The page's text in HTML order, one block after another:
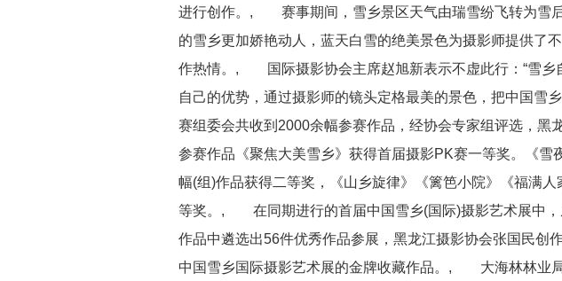
进行创作。, 赛事期间，雪乡景区天气由瑞雪纷飞转为雪
的雪乡更加娇艳动人，蓝天白雪的绝美景色为摄影师提供了
作热情。, 国际摄影协会主席赵旭新表示不虚此行：“雪乡
自己的优势，通过摄影师的镜头定格最美的景色，把中国
赛组委会共收到2000余幅参赛作品，经协会专家组评选，黑
参赛作品《聚焦大美雪乡》获得首届摄影PK赛一等奖。《雪
幅(组)作品获得二等奖，《山乡旋律》《篱笆小院》《福满
等奖。, 在同期进行的首届中国雪乡(国际)摄影艺术展中，
作品中遴选出56件优秀作品参展，黑龙江摄影协会张国民创
中国雪乡国际摄影艺术展的金牌收藏作品。, 大海林林业